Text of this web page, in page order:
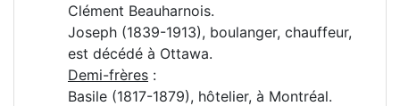
Clément Beauharnois.
Joseph (1839-1913), boulanger, chauffeur,
est décédé à Ottawa.
Demi-frères :
Basile (1817-1879), hôtelier, à Montréal.